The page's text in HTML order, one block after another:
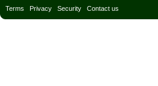
Terms Privacy Security Contact us